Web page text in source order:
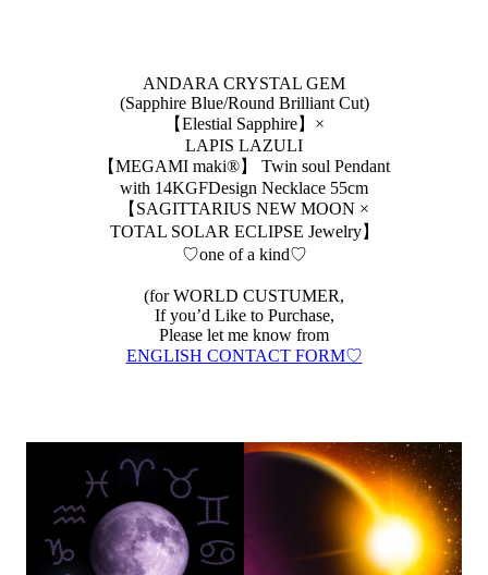
ANDARA CRYSTAL GEM
(Sapphire Blue/Round Brilliant Cut)
【Elestial Sapphire】×
LAPIS LAZULI
【MEGAMI maki®︎】 Twin soul Pendant
with 14KGFDesign Necklace 55cm
【SAGITTARIUS NEW MOON ×
TOTAL SOLAR ECLIPSE Jewelry】
♡one of a kind♡
(for WORLD CUSTUMER,
If you’d Like to Purchase,
Please let me know from
ENGLISH CONTACT FORM♡